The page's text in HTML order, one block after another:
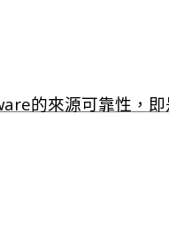
的來源可靠性，